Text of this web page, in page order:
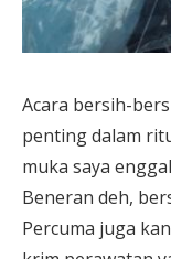
Acara bersih-
penting dalam
muka saya
Beneran deh,
Percuma juga